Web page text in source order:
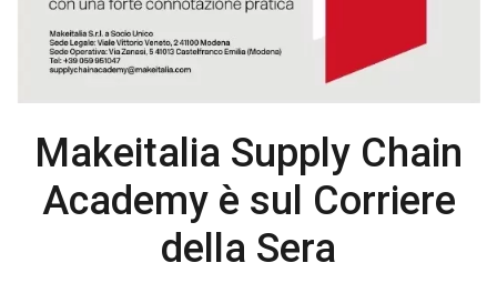
Makeitalia Supply Chain
Academy è sul Corriere
della Sera